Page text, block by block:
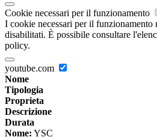
Cookie necessari per il funzionamento
I cookie necessari per il funzionamento
disabilitati. È possibile consultare
policy.
youtube.com
Nome
Tipologia
Proprieta
Descrizione
Durata
Nome: YSC